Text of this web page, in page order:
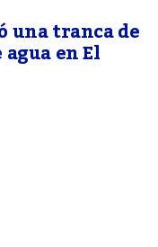
una tranca de
en El